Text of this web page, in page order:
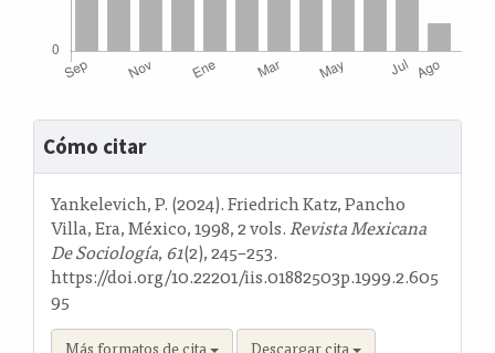
Detalles
del
artículo
Cómo citar
Yankelevich, P. (2024). Friedrich Katz, Pancho
Villa, Era, México, 1998, 2 vols.Revista Mexicana
De Sociología, 61(2), 245–253.
https://doi.org/10.22201/iis.01882503p.1999.2.605
95
Más formatos de cita Descargar cita